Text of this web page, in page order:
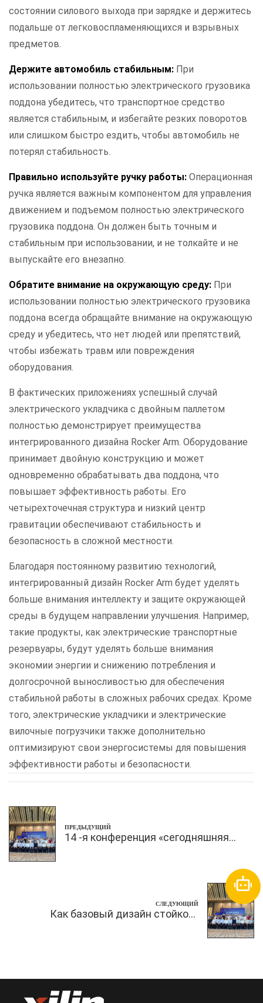
состоянии силового выхода при зарядке и держитесь
подальше от легковоспламеняющихся и взрывных
предметов.
Держите автомобиль стабильным: При
использовании полностью электрического грузовика
поддона убедитесь, что транспортное средство
является стабильным, и избегайте резких поворотов
или слишком быстро ездить, чтобы автомобиль не
потерял стабильность.
Правильно используйте ручку работы: Операционная
ручка является важным компонентом для управления
движением и подъемом полностью электрического
грузовика поддона. Он должен быть точным и
стабильным при использовании, и не толкайте и не
выпускайте его внезапно.
Обратите внимание на окружающую среду: При
использовании полностью электрического грузовика
поддона всегда обращайте внимание на окружающую
среду и убедитесь, что нет людей или препятствий,
чтобы избежать травм или повреждения
оборудования.
В фактических приложениях успешный случай
электрического укладчика с двойным паллетом
полностью демонстрирует преимущества
интегрированного дизайна Rocker Arm. Оборудование
принимает двойную конструкцию и может
одновременно обрабатывать два поддона, что
повышает эффективность работы. Его
четырехточечная структура и низкий центр
гравитации обеспечивают стабильность и
безопасность в сложной местности.
Благодаря постоянному развитию технологий,
интегрированный дизайн Rocker Arm будет уделять
больше внимания интеллекту и защите окружающей
среды в будущем направлении улучшения. Например,
такие продукты, как электрические транспортные
резервуары, будут уделять больше внимания
экономии энергии и снижению потребления и
долгосрочной выносливостью для обеспечения
стабильной работы в сложных рабочих средах. Кроме
того, электрические укладчики и электрические
вилочные погрузчики также дополнительно
оптимизируют свои энергосистемы для повышения
эффективности работы и безопасности.
ПРЕДЫДУЩИЙ
14 -я конференция «сегодняшняя
СЛЕДУЮЩИЙ
Как базовый дизайн стойкого